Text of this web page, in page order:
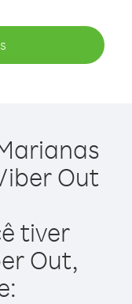
Out
tiver
Out,